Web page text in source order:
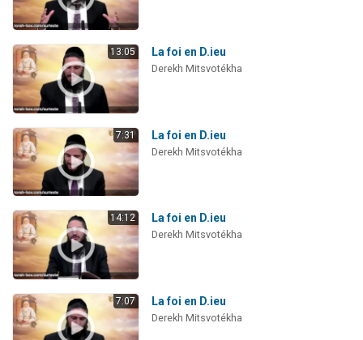
13:05 La foi en D.ieu
Derekh Mitsvotékha
7:31 La foi en D.ieu
Derekh Mitsvotékha
14:12 La foi en D.ieu
Derekh Mitsvotékha
7:07 La foi en D.ieu
Derekh Mitsvotékha